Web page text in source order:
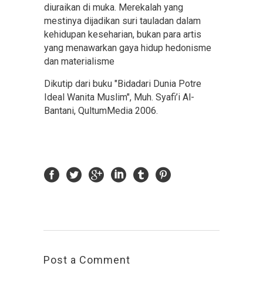
diuraikan di muka. Merekalah yang
mestinya dijadikan suri tauladan dalam
kehidupan keseharian, bukan para artis
yang menawarkan gaya hidup hedonisme
dan materialisme
Dikutip dari buku "Bidadari Dunia Potre
Ideal Wanita Muslim", Muh. Syafi’i Al-
Bantani, QultumMedia 2006.
Post a Comment